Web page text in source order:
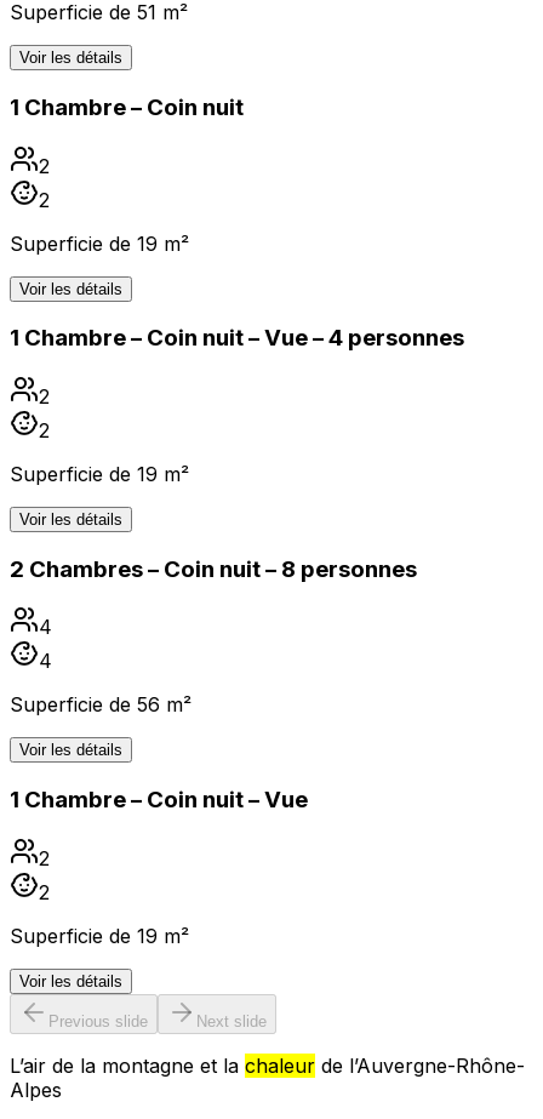
Superficie de 51 m²
Voir les détails
1 Chambre – Coin nuit
2
2
Superficie de 19 m²
Voir les détails
1 Chambre – Coin nuit – Vue – 4 personnes
2
2
Superficie de 19 m²
Voir les détails
2 Chambres – Coin nuit – 8 personnes
4
4
Superficie de 56 m²
Voir les détails
1 Chambre – Coin nuit – Vue
2
2
Superficie de 19 m²
Voir les détails
Previous slide Next slide
L’air de la montagne et la chaleur de l’Auvergne-Rhône-
Alpes